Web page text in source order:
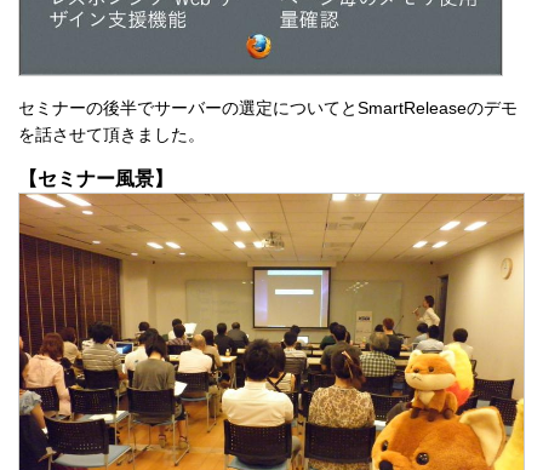
セミナーの後半でサーバーの選定についてとSmartReleaseのデモ
を話させて頂きました。
【セミナー風景】